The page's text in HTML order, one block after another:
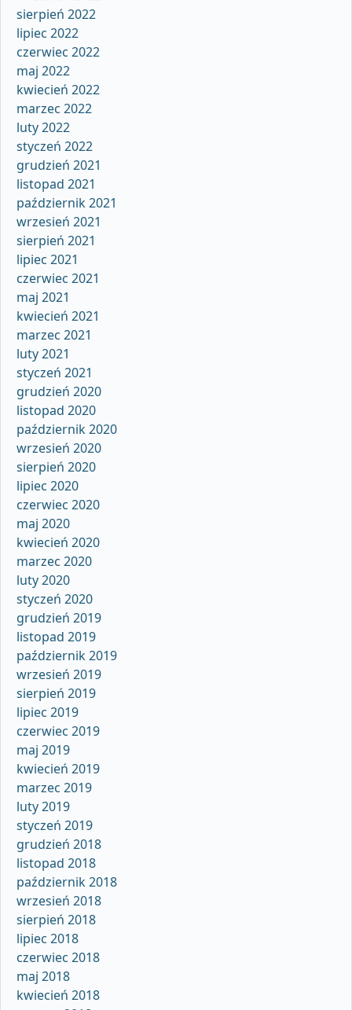
sierpień 2022
lipiec 2022
czerwiec 2022
maj 2022
kwiecień 2022
marzec 2022
luty 2022
styczeń 2022
grudzień 2021
listopad 2021
październik 2021
wrzesień 2021
sierpień 2021
lipiec 2021
czerwiec 2021
maj 2021
kwiecień 2021
marzec 2021
luty 2021
styczeń 2021
grudzień 2020
listopad 2020
październik 2020
wrzesień 2020
sierpień 2020
lipiec 2020
czerwiec 2020
maj 2020
kwiecień 2020
marzec 2020
luty 2020
styczeń 2020
grudzień 2019
listopad 2019
październik 2019
wrzesień 2019
sierpień 2019
lipiec 2019
czerwiec 2019
maj 2019
kwiecień 2019
marzec 2019
luty 2019
styczeń 2019
grudzień 2018
listopad 2018
październik 2018
wrzesień 2018
sierpień 2018
lipiec 2018
czerwiec 2018
maj 2018
kwiecień 2018